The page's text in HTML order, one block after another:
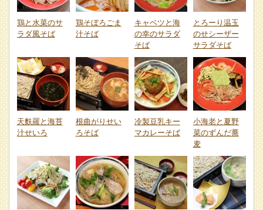
鶏と水菜のサ
ラダ風そば
鶏そぼろごま
汁そば
キャベツと海
の幸のサラダ
そば
とろーり温玉
のせシーザー
サラダそば
天麩羅と海苔
汁せいろ
根曲がりせい
ろそば
冷製豆乳キー
マカレーそば
小海老と夏野
菜のずんだ蕎
麦